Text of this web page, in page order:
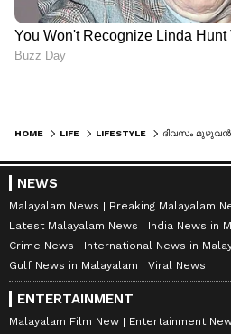
HOME LIFE LIFESTYLE
NEWS
Malayalam News
Breaking Malayalam
Latest Malayalam News
India News in
Crime News
International News in
Gulf News in Malayalam
Viral News
ENTERTAINMENT
Malayalam Film New
Entertainment